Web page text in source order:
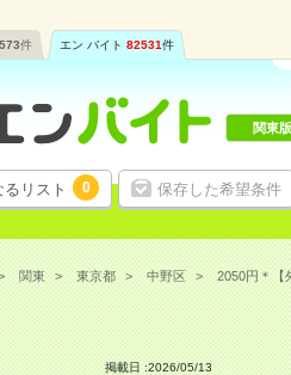
件 エン バイト 82531件
リスト 0 保存した希望条件
関東版
関東 東京都 中野区 2050円＊【
掲載日 :2026/05/13